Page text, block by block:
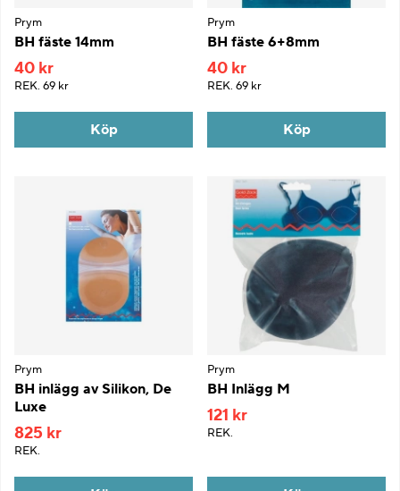
Prym
BH fäste 14mm
40 kr
REK. 69 kr
Köp
Prym
BH fäste 6+8mm
40 kr
REK. 69 kr
Köp
Prym
BH inlägg av Silikon, De
Luxe
825 kr
REK.
Prym
BH Inlägg M
121 kr
REK.